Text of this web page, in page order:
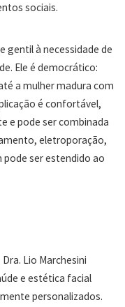
sociais.
gentil à necessidade de
Ele é democrático:
a mulher madura com
é confortável,
e pode ser combinada
eletroporação,
pode ser estendido ao
Lio Marchesini
e estética facial
personalizados.